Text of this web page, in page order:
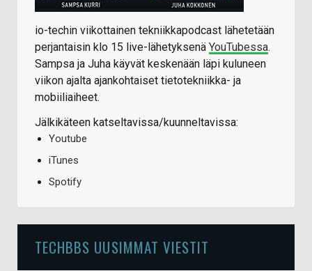
io-techin viikottainen tekniikkapodcast lähetetään
perjantaisin klo 15 live-lähetyksenä YouTubessa.
Sampsa ja Juha käyvät keskenään läpi kuluneen
viikon ajalta ajankohtaiset tietotekniikka- ja
mobiiliaiheet.
Jälkikäteen katseltavissa/kuunneltavissa:
Youtube
iTunes
Spotify
TECHBBS UUSIMMAT VIESTIT